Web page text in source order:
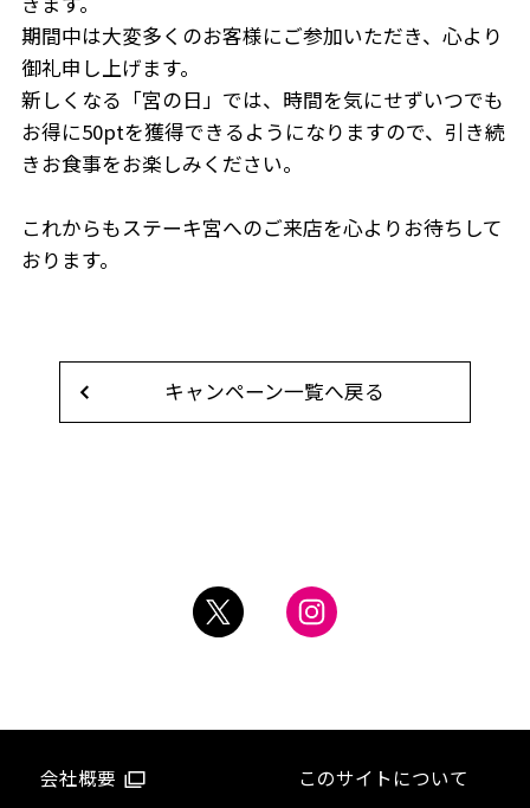
期間中は大変多くのお客様にご参加いただき、心より
御礼申し上げます。
新しくなる「宮の日」では、時間を気にせずいつでも
お得に50ptを獲得できるようになりますので、引き続
きお食事をお楽しみください。
これからもステーキ宮へのご来店を心よりお待ちして
おります。
キャンペーン一覧へ戻る
会社概要 このサイトについて